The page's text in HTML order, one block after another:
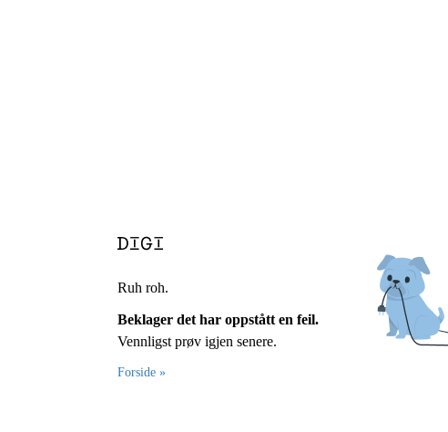
Ruh roh.
Beklager det har oppstått en feil.
Vennligst prøv igjen senere.
Forside »